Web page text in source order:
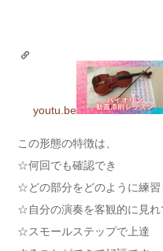
youtu.be
この形態の特徴は、
☆何回でも確認でき
☆どの部分をどのように練習
☆自分の演奏を客観的に見れ
☆スモールステップで上達